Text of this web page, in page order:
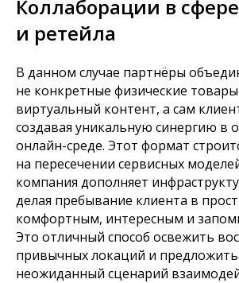
Коллаборации в сфере
и ретейла
В данном случае партнёры
не конкретные физические
виртуальный контент, а сам
создавая уникальную синергию в
онлайн-среде. Этот формат
на пересечении сервисных
компания дополняет
делая пребывание клиента в
комфортным, интересным и
Это отличный способ освежить
привычных локаций и
неожиданный сценарий